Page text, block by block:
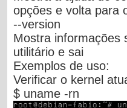
opções e volta para
--version
Mostra informações
utilitário e sai
Exemplos de uso:
Verificar o kernel
$ uname -rn